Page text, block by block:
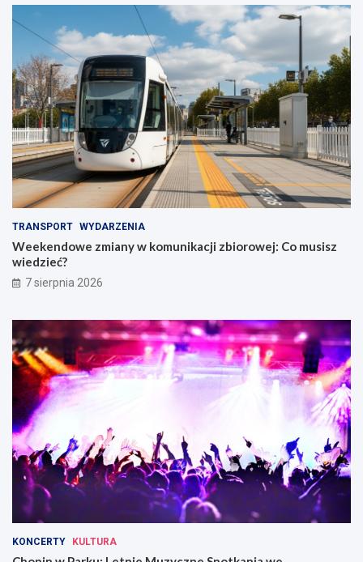
TRANSPORT WYDARZENIA
Weekendowe zmiany w komunikacji zbiorowej: Co musisz
wiedzieć?
7 sierpnia 2026
KONCERTY KULTURA